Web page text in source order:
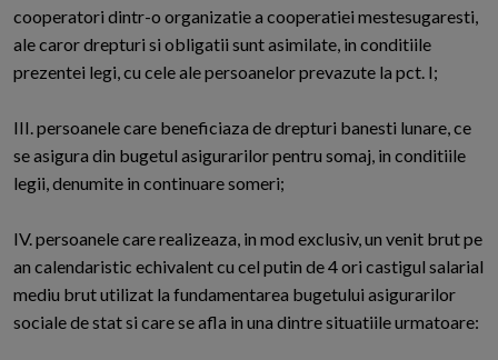
cooperatori dintr-o organizatie a cooperatiei mestesugaresti,
ale caror drepturi si obligatii sunt asimilate, in conditiile
prezentei legi, cu cele ale persoanelor prevazute la pct. I;
III. persoanele care beneficiaza de drepturi banesti lunare, ce
se asigura din bugetul asigurarilor pentru somaj, in conditiile
legii, denumite in continuare someri;
IV. persoanele care realizeaza, in mod exclusiv, un venit brut pe
an calendaristic echivalent cu cel putin de 4 ori castigul salarial
mediu brut utilizat la fundamentarea bugetului asigurarilor
sociale de stat si care se afla in una dintre situatiile urmatoare: